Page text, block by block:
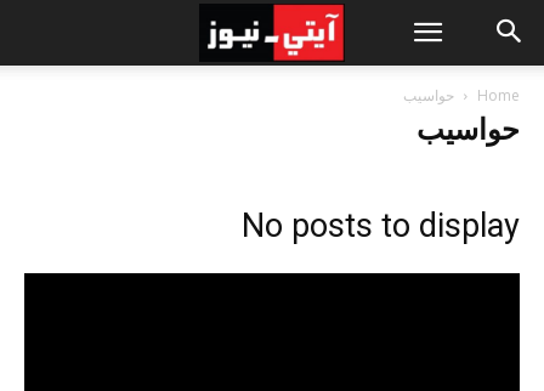
Home حواسيب
حواسيب
No posts to display